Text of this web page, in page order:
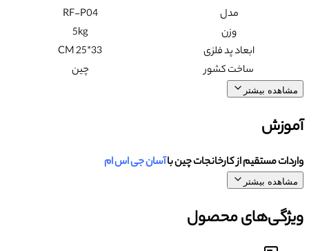
مدل
RF-P04
وزن
5kg
ابعاد پد فلزی
33*25 CM
ساخت کشور
چین
مشاهده بیشتر
آموزش
واردات مستقیم از کارخانجات چین باآسان جی اس ام
مشاهده بیشتر
ویژگی‌های محصول